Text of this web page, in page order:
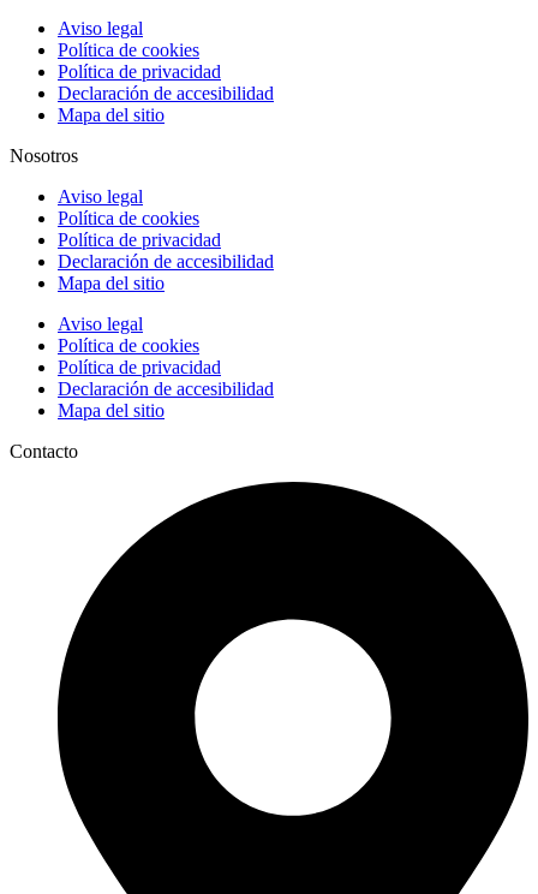
Aviso legal
Política de cookies
Política de privacidad
Declaración de accesibilidad
Mapa del sitio
Nosotros
Aviso legal
Política de cookies
Política de privacidad
Declaración de accesibilidad
Mapa del sitio
Aviso legal
Política de cookies
Política de privacidad
Declaración de accesibilidad
Mapa del sitio
Contacto